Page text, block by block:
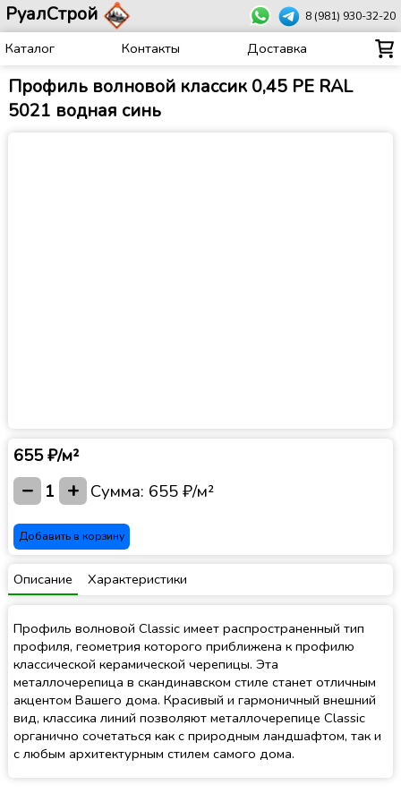
РуалСтрой 8 (981) 930-32-20
Каталог Контакты Доставка
Профиль волновой классик 0,45 PE RAL
5021 водная синь
655 ₽/м²
− 1 + Сумма: 655 ₽/м²
Добавить в корзину
Описание Характеристики
Профиль волновой Classic имеет распространенный тип
профиля, геометрия которого приближена к профилю
классической керамической черепицы. Эта
металлочерепица в скандинавском стиле станет отличным
акцентом Вашего дома. Красивый и гармоничный внешний
вид, классика линий позволяют металлочерепице Classic
органично сочетаться как с природным ландшафтом, так и
с любым архитектурным стилем самого дома.